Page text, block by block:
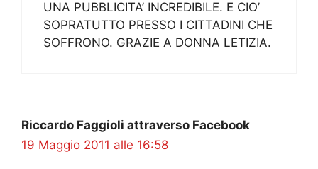
UNA PUBBLICITA’ INCREDIBILE. E CIO’
SOPRATUTTO PRESSO I CITTADINI CHE
SOFFRONO. GRAZIE A DONNA LETIZIA.
Riccardo Faggioli attraverso Facebook
19 Maggio 2011 alle 16:58